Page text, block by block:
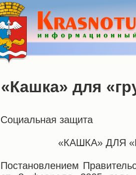
«Кашка» для
Социальная защита
«КАШКА» ДЛЯ
Постановлением